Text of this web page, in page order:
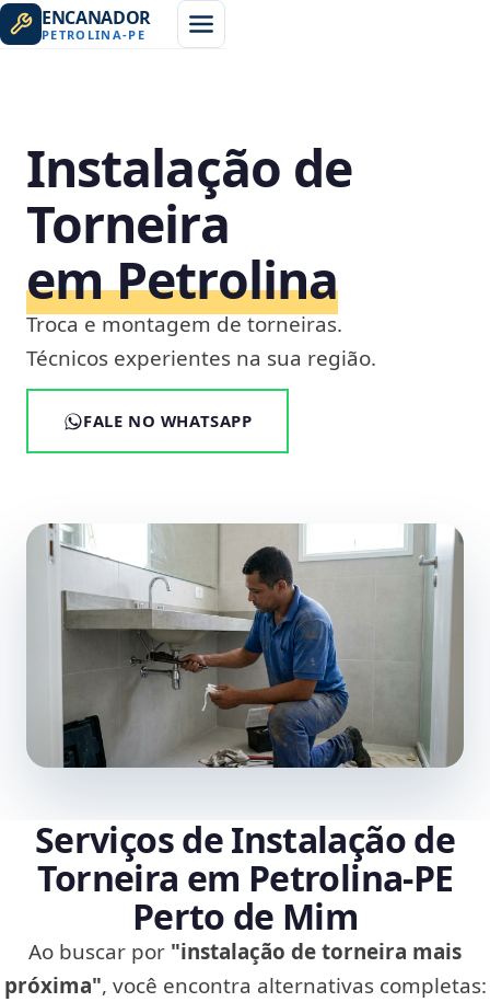
ENCANADOR
PETROLINA-PE
Instalação de
Torneira
em Petrolina
Troca e montagem de torneiras.
Técnicos experientes na sua região.
FALE NO WHATSAPP
Serviços de Instalação de
Torneira em Petrolina‑PE
Perto de Mim
Ao buscar por "instalação de torneira mais
próxima", você encontra alternativas completas: